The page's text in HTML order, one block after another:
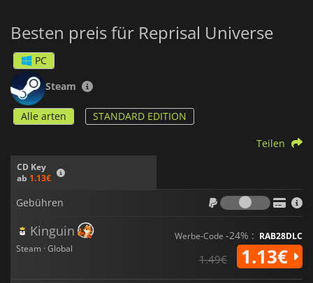
Besten preis für Reprisal Universe
PC
Steam
Alle arten STANDARD EDITION
CD Key
ab 1.13€
Teilen
Gebühren
Kinguin
Steam · Global
Werbe-Code -24% : RAB28DLC
1.49€ 1.13€